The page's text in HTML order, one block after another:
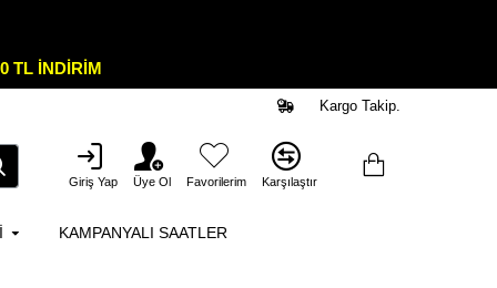
TL İNDİRİM
Kargo Takip.
Giriş Yap Üye Ol Favorilerim Karşılaştır
KAMPANYALI SAATLER